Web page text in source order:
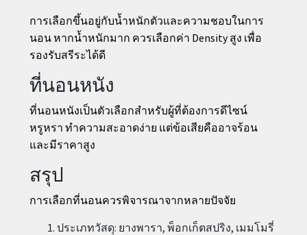
การเลือกขึ้นอยู่กับน้ำหนักตัวและความชอบในการ
นอน หากน้ำหนักมาก ควรเลือกค่า Density สูง เพื่อ
รองรับสรีระได้ดี
ที่นอนหนัง
ที่นอนหนังเป็นตัวเลือกสำหรับผู้ที่ต้องการดีไซน์
หรูหรา ทำความสะอาดง่าย แต่ข้อเสียคืออาจร้อน
และมีราคาสูง
สรุป
การเลือกที่นอนควรพิจารณาจากหลายปัจจัย
ประเภทวัสดุ: ยางพารา, พ็อกเก็ตสปริง, เมมโมรี่